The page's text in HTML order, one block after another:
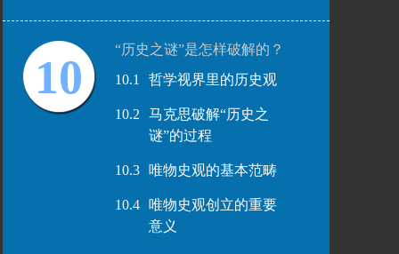
10
“历史之谜”是怎样破解的？
10.1
哲学视界里的历史观
10.2
马克思破解“历史之
谜”的过程
10.3 唯物史观的基本范畴
10.4
唯物史观创立的重要
意义